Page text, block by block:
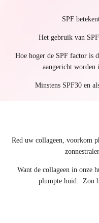
SPF
Het gebruik van
Hoe hoger de SPF factor is
aangericht worden
Minstens SPF30 en
Red uw collageen, voorkom
Want de collageen in onze
plumpte huid. Zon